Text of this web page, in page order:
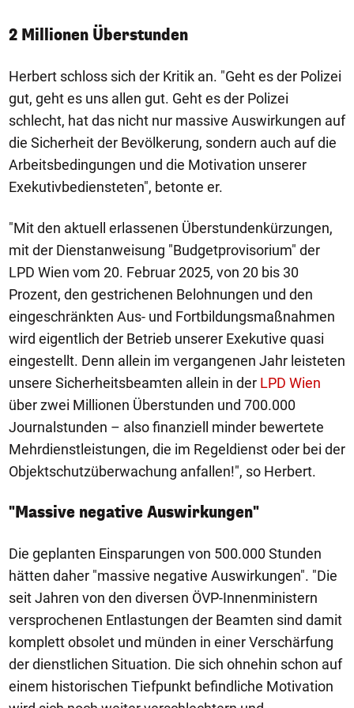
2 Millionen Überstunden
Herbert schloss sich der Kritik an. "Geht es der Polizei
gut, geht es uns allen gut. Geht es der Polizei
schlecht, hat das nicht nur massive Auswirkungen auf
die Sicherheit der Bevölkerung, sondern auch auf die
Arbeitsbedingungen und die Motivation unserer
Exekutivbediensteten", betonte er.
"Mit den aktuell erlassenen Überstundenkürzungen,
mit der Dienstanweisung "Budgetprovisorium" der
LPD Wien vom 20. Februar 2025, von 20 bis 30
Prozent, den gestrichenen Belohnungen und den
eingeschränkten Aus- und Fortbildungsmaßnahmen
wird eigentlich der Betrieb unserer Exekutive quasi
eingestellt. Denn allein im vergangenen Jahr leisteten
unsere Sicherheitsbeamten allein in der LPD Wien
über zwei Millionen Überstunden und 700.000
Journalstunden – also finanziell minder bewertete
Mehrdienstleistungen, die im Regeldienst oder bei der
Objektschutzüberwachung anfallen!", so Herbert.
"Massive negative Auswirkungen"
Die geplanten Einsparungen von 500.000 Stunden
hätten daher "massive negative Auswirkungen". "Die
seit Jahren von den diversen ÖVP-Innenministern
versprochenen Entlastungen der Beamten sind damit
komplett obsolet und münden in einer Verschärfung
der dienstlichen Situation. Die sich ohnehin schon auf
einem historischen Tiefpunkt befindliche Motivation